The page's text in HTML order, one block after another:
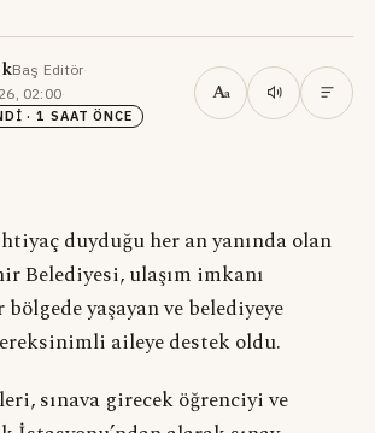
Baş Editör·
02:00·
· 1 SAAT ÖNCE
Aa
duyduğu her an yanında olan
Belediyesi, ulaşım imkanı
yaşayan ve belediyeye
aileye destek oldu.
sınava girecek öğrenciyi ve